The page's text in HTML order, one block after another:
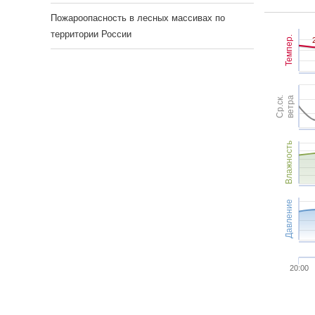
Темпер.
Ср.ск.ветра
Влажность
Давление
20:00
Пожароопасность в лесных массивах по
территории России